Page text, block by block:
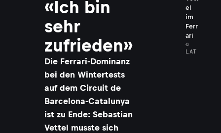
«Ich bin
sehr
zufrieden»
​Die Ferrari-Dominanz
bei den Wintertests
auf dem Circuit de
Barcelona-Catalunya
ist zu Ende: Sebastian
Vettel musste sich
el
im
Ferr
ari
©
LAT